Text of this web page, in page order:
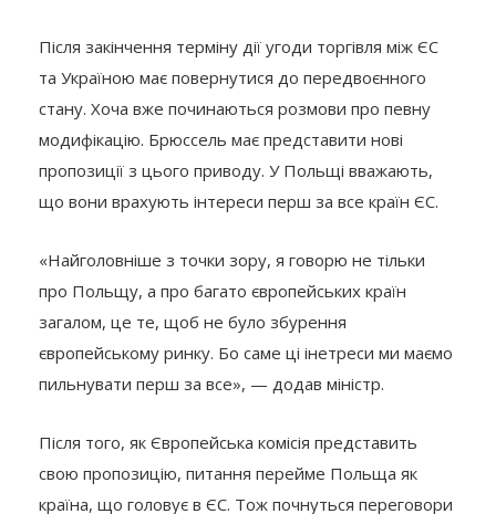
Після закінчення терміну дії угоди торгівля між ЄС
та Україною має повернутися до передвоєнного
стану. Хоча вже починаються розмови про певну
модифікацію. Брюссель має представити нові
пропозиції з цього приводу. У Польщі вважають,
що вони врахують інтереси перш за все країн ЄС.
«Найголовніше з точки зору, я говорю не тільки
про Польщу, а про багато європейських країн
загалом, це те, щоб не було збурення
європейському ринку. Бо саме ці інетреси ми маємо
пильнувати перш за все», — додав міністр.
Після того, як Європейська комісія представить
свою пропозицію, питання перейме Польща як
країна, що головує в ЄС. Тож почнуться переговори